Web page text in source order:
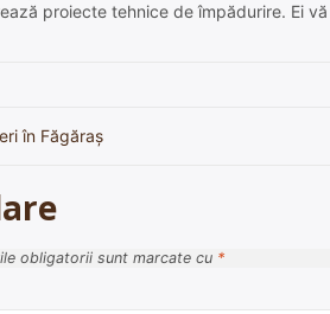
proiecte tehnice de împădurire. Ei
în Făgăraş
obligatorii sunt marcate cu *